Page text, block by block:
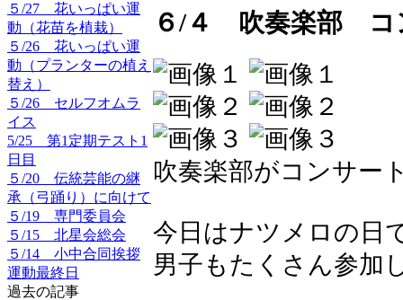
５/27 花いっぱい運
動（花苗を植栽）
５/26 花いっぱい運
動（プランターの植え
替え）
５/26 セルフオムラ
イス
5/25 第1定期テスト1
日目
５/20 伝統芸能の継
承（弓踊り）に向けて
５/19 専門委員会
５/15 北星会総会
５/14 小中合同挨拶
運動最終日
過去の記事
６/４ 吹奏楽部 コ
吹奏楽部がコンサー
今日はナツメロの日
男子もたくさん参加